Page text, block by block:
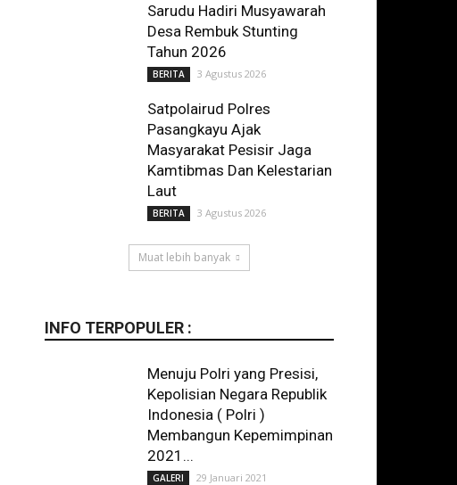
Sarudu Hadiri Musyawarah
Desa Rembuk Stunting
Tahun 2026
BERITA 3 Agustus 2026
Satpolairud Polres
Pasangkayu Ajak
Masyarakat Pesisir Jaga
Kamtibmas Dan Kelestarian
Laut
BERITA 3 Agustus 2026
Muat lebih banyak
INFO TERPOPULER :
Menuju Polri yang Presisi,
Kepolisian Negara Republik
Indonesia ( Polri )
Membangun Kepemimpinan
2021...
GALERI 29 Januari 2021